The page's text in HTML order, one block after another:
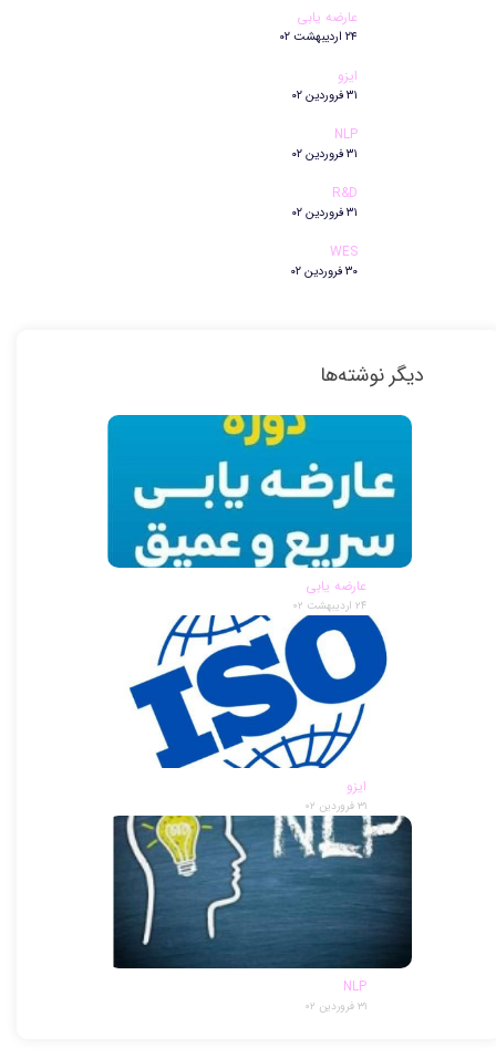
عارضه یابی
۲۴ اردیبهشت ۰۲
ایزو
۳۱ فروردین ۰۲
NLP
۳۱ فروردین ۰۲
R&D
۳۱ فروردین ۰۲
WES
۳۰ فروردین ۰۲
دیگر نوشته‌ها
عارضه یابی
۲۴ اردیبهشت ۰۲
ایزو
۳۱ فروردین ۰۲
NLP
۳۱ فروردین ۰۲